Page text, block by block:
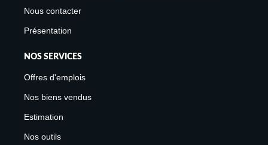
Nous contacter
Présentation
NOS SERVICES
Offres d'emplois
Nos biens vendus
Estimation
Nos outils